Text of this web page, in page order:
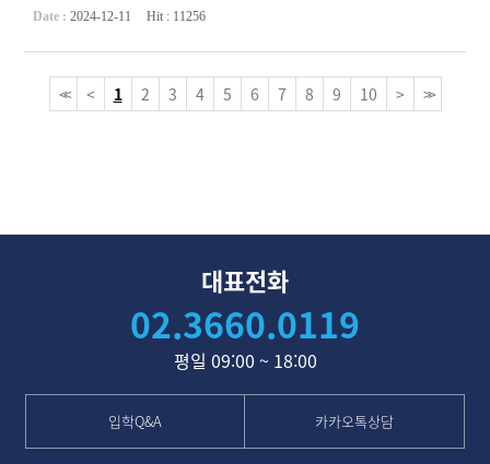
Date : 2024-12-11 Hit : 11256
<< < 1 2 3 4 5 6 7 8 9 10 > >>
대표전화
02.3660.0119
평일 09:00 ~ 18:00
입학Q&A 카카오톡상담